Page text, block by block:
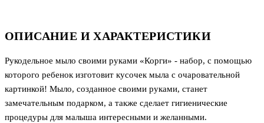
ОПИСАНИЕ И ХАРАКТЕРИСТИКИ
Рукодельное мыло своими руками «Корги» - набор, с помощью
которого ребенок изготовит кусочек мыла с очаровательной
картинкой! Мыло, созданное своими руками, станет
замечательным подарком, а также сделает гигиенические
процедуры для малыша интересными и желанными.